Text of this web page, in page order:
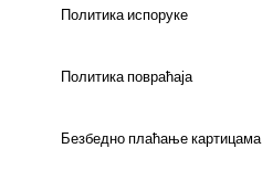
Политика испоруке
Политика повраћаја
Безбедно плаћање картицама